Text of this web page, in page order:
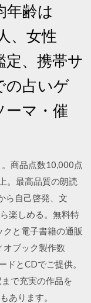
年齢は
、女性
定、携帯サ
の占いゲ
ーマ・催
商品点数10,000点
。最高品質の朗読
ら自己啓発、文
楽しめる。無料特
と電子書籍の通販
ブック製作数
ドとCDでご提供。
で充実の作品を
あります。